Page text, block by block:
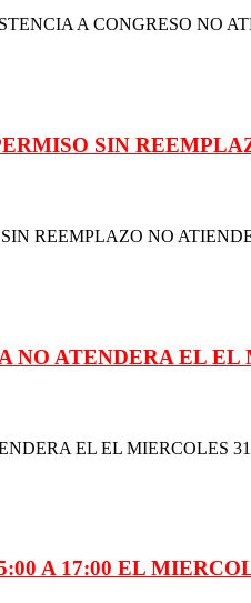
A CONGRESO NO
SIN
REEMPLAZO NO
NO ATENDERA EL EL
EL EL MIERCOLES
A 17:00 EL